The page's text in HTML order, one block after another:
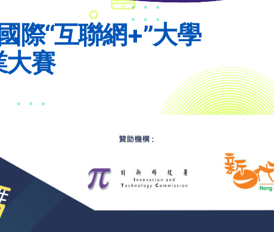
際“互聯網+”大學
大賽